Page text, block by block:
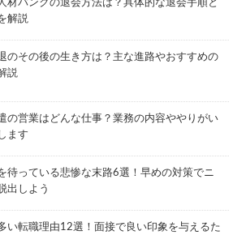
材バンクの退会方法は？具体的な退会手順と
解説
のその後の生き方は？主な進路やおすすめの
説
の営業はどんな仕事？業務の内容ややりがい
ます
待っている悲惨な末路6選！早めの対策でニ
出しよう
い転職理由12選！面接で良い印象を与えるた